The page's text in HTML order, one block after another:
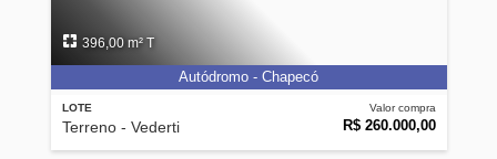
LOTE
Terreno - Vederti
Valor compra
R$ 260.000,00
396,00 m² T
Autódromo - Chapecó